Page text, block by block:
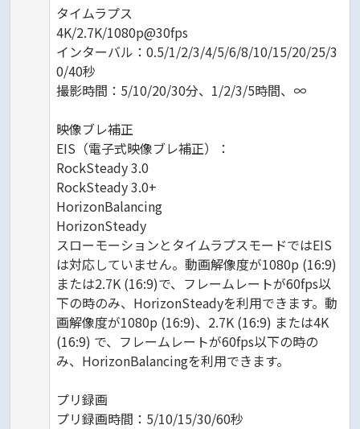
タイムラプス
4K/2.7K/1080p@30fps
インターバル：0.5/1/2/3/4/5/6/8/10/15/20/25/3
0/40秒
撮影時間：5/10/20/30分、1/2/3/5時間、∞
映像ブレ補正
EIS（電子式映像ブレ補正）：
RockSteady 3.0
RockSteady 3.0+
HorizonBalancing
HorizonSteady
スローモーションとタイムラプスモードではEIS
は対応していません。動画解像度が1080p (16:9)
または2.7K (16:9)で、フレームレートが60fps以
下の時のみ、HorizonSteadyを利用できます。動
画解像度が1080p (16:9)、2.7K (16:9) または4K
(16:9) で、フレームレートが60fps以下の時の
み、HorizonBalancingを利用できます。
プリ録画
プリ録画時間：5/10/15/30/60秒